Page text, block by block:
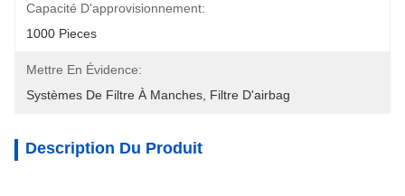
Capacité D'approvisionnement:
1000 Pieces
Mettre En Évidence:
Systèmes De Filtre À Manches Filtre D'airbag
Description Du Produit